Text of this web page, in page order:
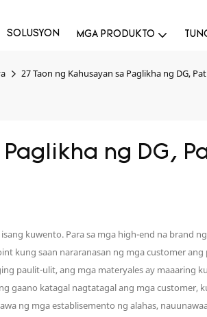
SOLUSYON MGA PRODUKTO
27 Taon ng Kahusayan sa Paglikha ng DG,
Paglikha ng DG,
kuwento. Para sa mga high-end na brand
kung saan nararanasan ng mga customer
paulit-ulit, ang mga materyales ay maaaring
gaano katagal nagtatagal ang mga customer,
ng mga establisemento ng alahas,